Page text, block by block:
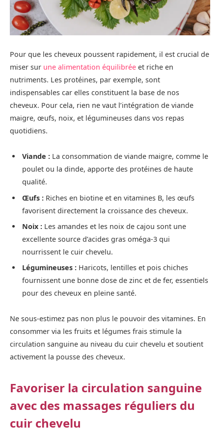
Pour que les cheveux poussent rapidement, il est crucial de
miser sur une alimentation équilibrée et riche en
nutriments. Les protéines, par exemple, sont
indispensables car elles constituent la base de nos
cheveux. Pour cela, rien ne vaut l’intégration de viande
maigre, œufs, noix, et légumineuses dans vos repas
quotidiens.
Viande : La consommation de viande maigre, comme le
poulet ou la dinde, apporte des protéines de haute
qualité.
Œufs : Riches en biotine et en vitamines B, les œufs
favorisent directement la croissance des cheveux.
Noix : Les amandes et les noix de cajou sont une
excellente source d’acides gras oméga-3 qui
nourrissent le cuir chevelu.
Légumineuses : Haricots, lentilles et pois chiches
fournissent une bonne dose de zinc et de fer, essentiels
pour des cheveux en pleine santé.
Ne sous-estimez pas non plus le pouvoir des vitamines. En
consommer via les fruits et légumes frais stimule la
circulation sanguine au niveau du cuir chevelu et soutient
activement la pousse des cheveux.
Favoriser la circulation sanguine
avec des massages réguliers du
cuir chevelu